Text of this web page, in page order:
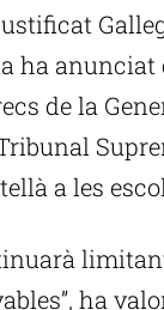
ha
de la
a les
ha